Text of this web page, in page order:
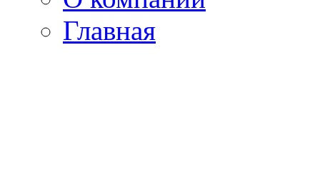
Главная